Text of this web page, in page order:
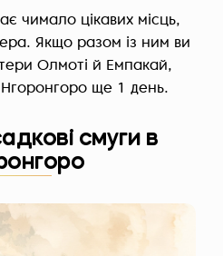
чимало цікавих місць,
Якщо разом із ним ви
Олмоті й Емпакай,
ще 1 день.
смуги в